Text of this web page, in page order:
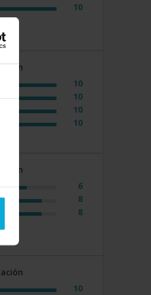
10
10
10
10
10
6
8
8
10